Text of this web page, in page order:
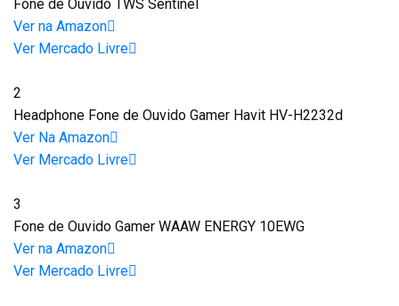
Fone de Ouvido TWS Sentinel
Ver na Amazon
Ver Mercado Livre
2
Headphone Fone de Ouvido Gamer Havit HV-H2232d
Ver Na Amazon
Ver Mercado Livre
3
Fone de Ouvido Gamer WAAW ENERGY 10EWG
Ver na Amazon
Ver Mercado Livre